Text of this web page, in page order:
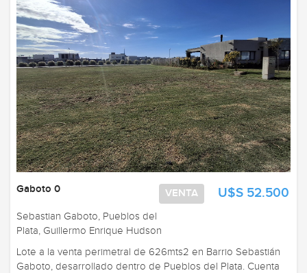
U$S 52.500
VENTA
Gaboto 0
Sebastian Gaboto, Pueblos del
Plata, Guillermo Enrique Hudson
Lote a la venta perimetral de 626mts2 en Barrio Sebastián
Gaboto, desarrollado dentro de Pueblos del Plata. Cuenta